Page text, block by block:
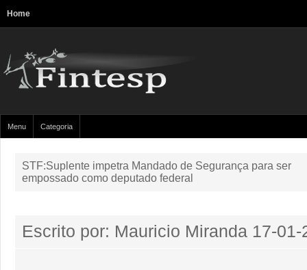
Home
Menu Categoria
STF:Suplente impetra Mandado de Segurança para ser
empossado como deputado federal
Escrito por: Mauricio Miranda 17-01-